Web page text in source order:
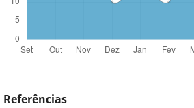
Referências